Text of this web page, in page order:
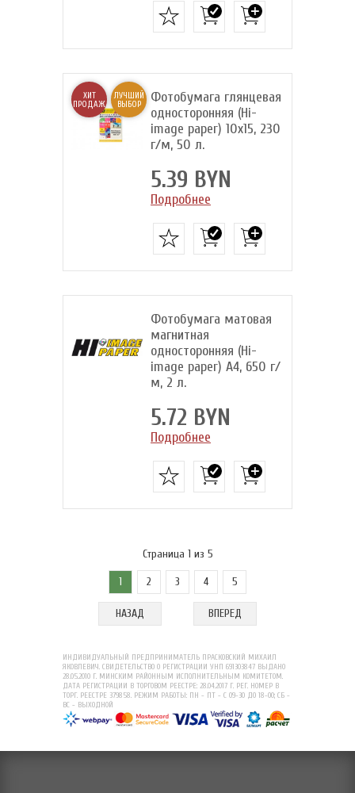
ХИТ
ПРОДАЖ
ЛУЧШИЙ
ВЫБОР
Фотобумага глянцевая
односторонняя (Hi-
image paper) 10x15, 230
г/м, 50 л.
5.39 BYN
Подробнее
Фотобумага матовая
магнитная
односторонняя (Hi-
image paper) A4, 650 г/
м, 2 л.
5.72 BYN
Подробнее
Страница 1 из 5
НАЗАД
1 2 3 4 5
ВПЕРЕД
ИНДИВИДУАЛЬНЫЙ ПРЕДПРИНИМАТЕЛЬ ПРАСКОВСКИЙ МИХАИЛ
ЯКОВЛЕВИЧ. СВИДЕТЕЛЬСТВО О РЕГИСТРАЦИИ УНП 691303847 ВЫДАНО
28.05.2010 Г. МИНСКИМ РАЙОННЫМ ИСПОЛНИТЕЛЬНЫМ КОМИТЕТОМ.
ДАТА РЕГИСТРАЦИИ В ТОРГОВОМ РЕЕСТРЕ: 28.04.2017 Г. РЕГ. НОМЕР В
ТОРГ. РЕЕСТРЕ 379858. РЕЖИМ РАБОТЫ: ПН - ПТ - С 09-30 ДО 18-00; СБ -
ВС - ВЫХОДНОЙ